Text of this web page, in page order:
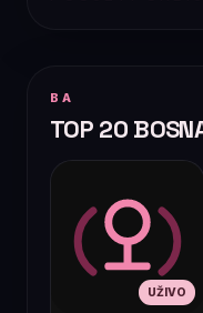
BA
TOP 20
UŽIVO